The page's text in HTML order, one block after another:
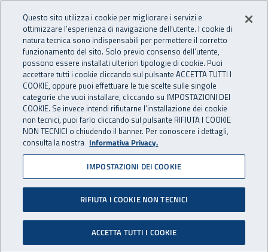
INAIL - Istituto Nazionale
Apri cerca
Navigazione principale
Navigazione - Ti trovi in:
Home Inail comunica Pubblicazioni Catalogo generale
Analisi statistica sugli
infortuni e sulle malattie
professionali e strumenti a
sostegno delle politiche di
prevenzione per l’industria
Questo sito utilizza i cookie per migliorare i servizi e
ottimizzare l’esperienza di navigazione dell’utente. I cookie di
natura tecnica sono indispensabili per permettere il corretto
funzionamento del sito. Solo previo consenso dell’utente,
possono essere installati ulteriori tipologie di cookie. Puoi
accettare tutti i cookie cliccando sul pulsante ACCETTA TUTTI I
COOKIE, oppure puoi effettuare le tue scelte sulle singole
categorie che vuoi installare, cliccando su IMPOSTAZIONI DEI
COOKIE. Se invece intendi rifiutarne l’installazione dei cookie
non tecnici, puoi farlo cliccando sul pulsante RIFIUTA I COOKIE
NON TECNICI o chiudendo il banner. Per conoscere i dettagli,
consulta la nostra Informativa Privacy.
IMPOSTAZIONI DEI COOKIE
RIFIUTA I COOKIE NON TECNICI
ACCETTA TUTTI I COOKIE